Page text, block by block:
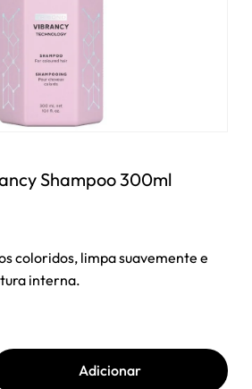
Shampoo 300ml
coloridos, limpa suavemente e
interna.
Adicionar